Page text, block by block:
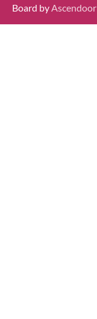
Board byAscendoor